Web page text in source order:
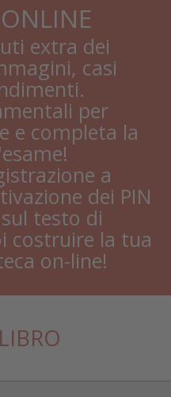
extra dei
casi
per
e completa la
a
dei PIN
testo di
costruire la tua
on-line!